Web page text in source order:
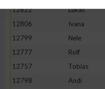
12822
Lukas
12806
Ivana
12799
Nele
12777
Rolf
12757
Tobias
12798
Andi
Verwendung reduzierter
Verwendung von Profilen